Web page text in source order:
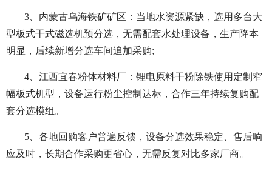
3、内蒙古乌海铁矿矿区：当地水资源紧缺，选用多台大
型板式干式磁选机预分选，无需配套水处理设备，生产降本
明显，后续新增分选车间追加采购;
4、江西宜春粉体材料厂：锂电原料干粉除铁使用定制窄
幅板式机型，设备运行粉尘控制达标，合作三年持续复购配
套分选模组。
5、各地回购客户普遍反馈，设备分选效果稳定、售后响
应及时，长期合作采购更省心，无需反复对比多家厂商。